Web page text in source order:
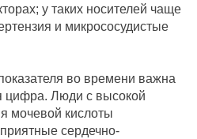
у таких носителей чаще
и микрососудистые
во времени важна
цифра. Люди с высокой
мочевой кислоты
сердечно-